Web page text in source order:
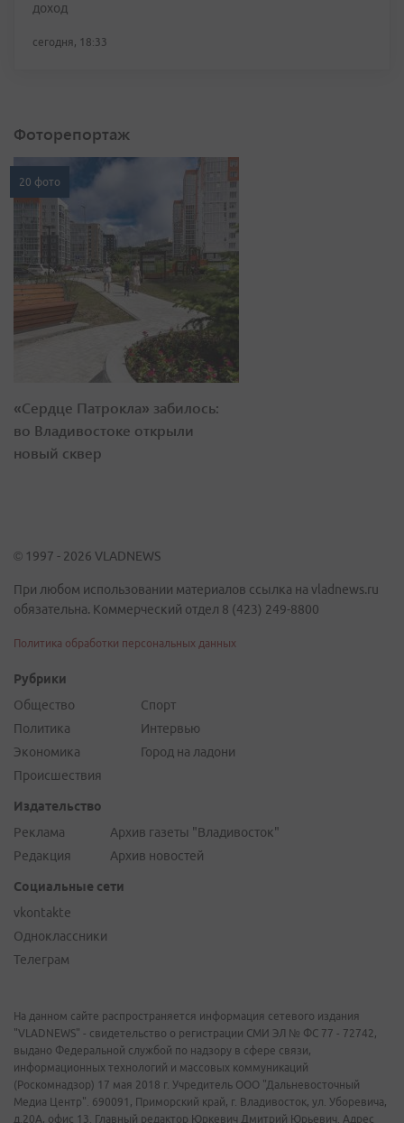
доход
сегодня, 18:33
Фоторепортаж
20 фото
«Сердце Патрокла» забилось:
во Владивостоке открыли
новый сквер
© 1997 - 2026 VLADNEWS
При любом использовании материалов ссылка на vladnews.ru
обязательна. Коммерческий отдел 8 (423) 249-8800
Политика обработки персональных данных
Рубрики
Общество
Политика
Экономика
Происшествия
Спорт
Интервью
Город на ладони
Издательство
Реклама
Редакция
Архив газеты "Владивосток"
Архив новостей
Социальные сети
vkontakte
Одноклассники
Телеграм
На данном сайте распространяется информация сетевого издания
"VLADNEWS" - свидетельство о регистрации СМИ ЭЛ № ФС 77 - 72742,
выдано Федеральной службой по надзору в сфере связи,
информационных технологий и массовых коммуникаций
(Роскомнадзор) 17 мая 2018 г. Учредитель ООО "Дальневосточный
Медиа Центр". 690091, Приморский край, г. Владивосток, ул. Уборевича,
д.20А, офис 13. Главный редактор Юркевич Дмитрий Юрьевич. Адрес